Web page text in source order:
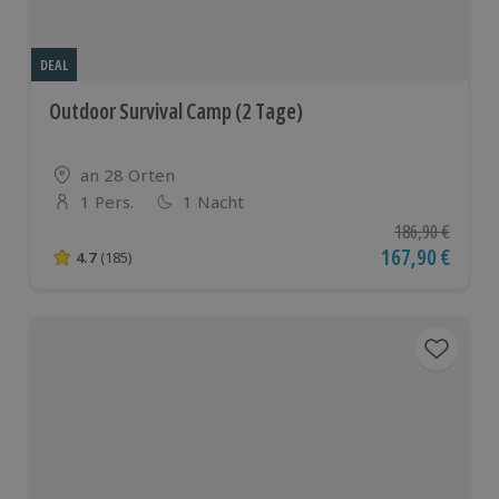
DEAL
Outdoor Survival Camp (2 Tage)
Standort
an 28 Orten
Anzahl der Teilnehmer
1 Pers. 1 Nacht
4.7 von 5 Sternen basierend auf 185 Bewertungen
4.7 (185)
Ursprünglicher
186,90 €
Aktueller Preis
167,90 €